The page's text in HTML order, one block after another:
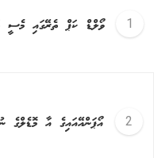
ވޯލްޑް ކަޕް ތެރޭގައި މެސީ
އޯޕަންއޭއައިގެ އާ މޮޑެލްގެ